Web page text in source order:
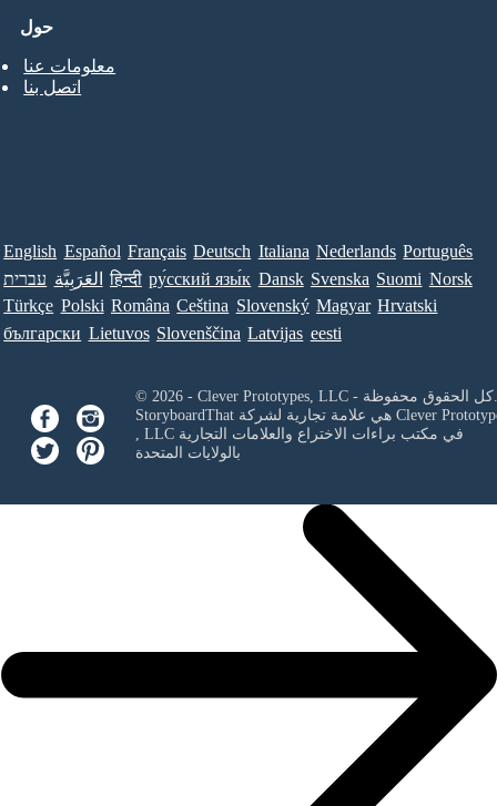
حول
معلومات عنا
اتصل بنا
English Español Français Deutsch Italiana Nederlands Português
עברית العَرَبِيَّة हिन्दी ру́сский язы́к Dansk Svenska Suomi Norsk
Türkçe Polski Româna Ceština Slovenský Magyar Hrvatski
български Lietuvos Slovenščina Latvijas eesti
© 2026 - Clever Prototypes, LLC - كل الحقوق محفوظة.
StoryboardThat هي علامة تجارية لشركة Clever
, LLCفي مكتب براءات الاختراع والعلامات التجارية
بالولايات المتحدة